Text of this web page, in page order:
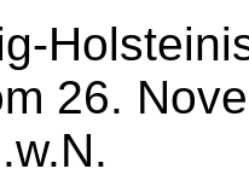
26.